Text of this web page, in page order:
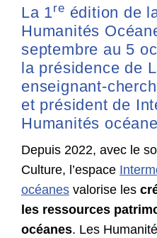
La 1re édition de
Humanités
septembre au 5
la présidence de
enseignant-
et président de
Humanités
Depuis 2022, avec le
Culture, l’espace
océanes valorise les
les ressources
océanes. Les